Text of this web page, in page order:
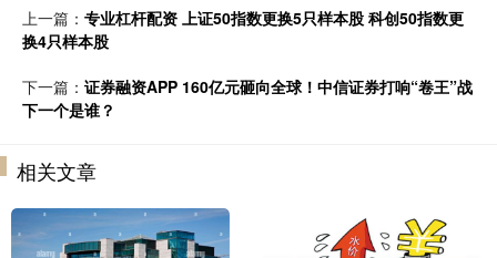
上一篇： 专业杠杆配资 上证50指数更换5只样本股 科创50指数更
换4只样本股
下一篇： 证券融资APP 160亿元砸向全球！中信证券打响“卷王”战
下一个是谁？
相关文章